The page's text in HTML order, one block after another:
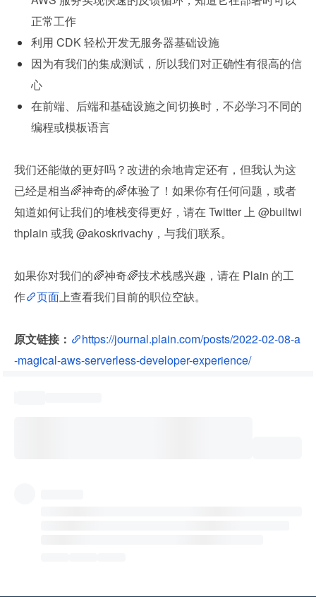
正常工作
利用 CDK 轻松开发无服务器基础设施
因为有我们的集成测试，所以我们对正确性有很高的信
心
在前端、后端和基础设施之间切换时，不必学习不同的
编程或模板语言
我们还能做的更好吗？改进的余地肯定还有，但我认为这
已经是相当🌈神奇的🌈体验了！如果你有任何问题，或者
知道如何让我们的堆栈变得更好，请在 Twitter 上 @builtwi
thplain 或我 @akoskrivachy，与我们联系。
如果你对我们的🌈神奇🌈技术栈感兴趣，请在 Plain 的工
作
页面 上查看我们目前的职位空缺。
原文链接：
https://journal.plain.com/posts/2022-02-08-a
-magical-aws-serverless-developer-experience/